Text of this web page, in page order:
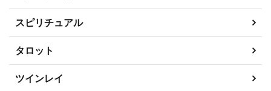
スピリチュアル
タロット
ツインレイ